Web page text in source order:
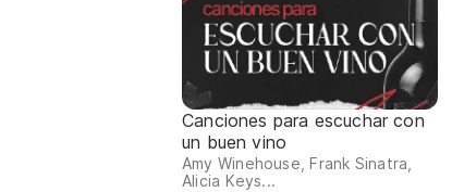
Canciones para escuchar con
un buen vino
Amy Winehouse, Frank Sinatra,
Alicia Keys...